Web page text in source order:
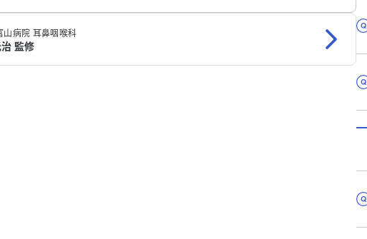
山病院 耳鼻咽喉科
監修